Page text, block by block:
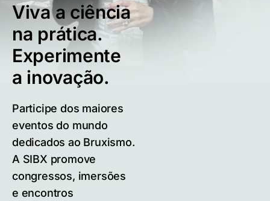
Viva a ciência
na prática.
Experimente
a inovação.
Participe dos maiores
eventos do mundo
dedicados ao Bruxismo.
A SIBX promove
congressos, imersões
e encontros